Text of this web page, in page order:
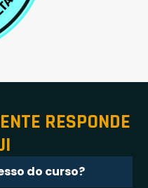
RESPONDE
do curso?